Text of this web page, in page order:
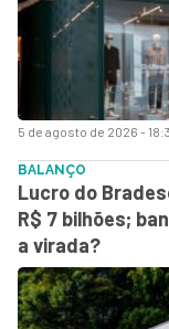
5 de agosto de 2026 -
BALANÇO
Lucro do
R$ 7 bilhões;
a virada?